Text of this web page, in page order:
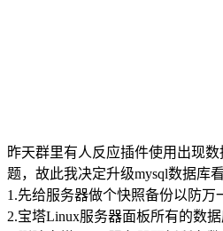
昨天群里有人反应插件使用出现
题，故此我决定升级mysql数据库看
1.先给服务器做个快照备份以防万
2.宝塔Linux服务器面板所有的数